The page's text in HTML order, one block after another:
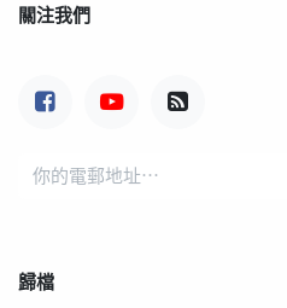
關注我們
歸檔